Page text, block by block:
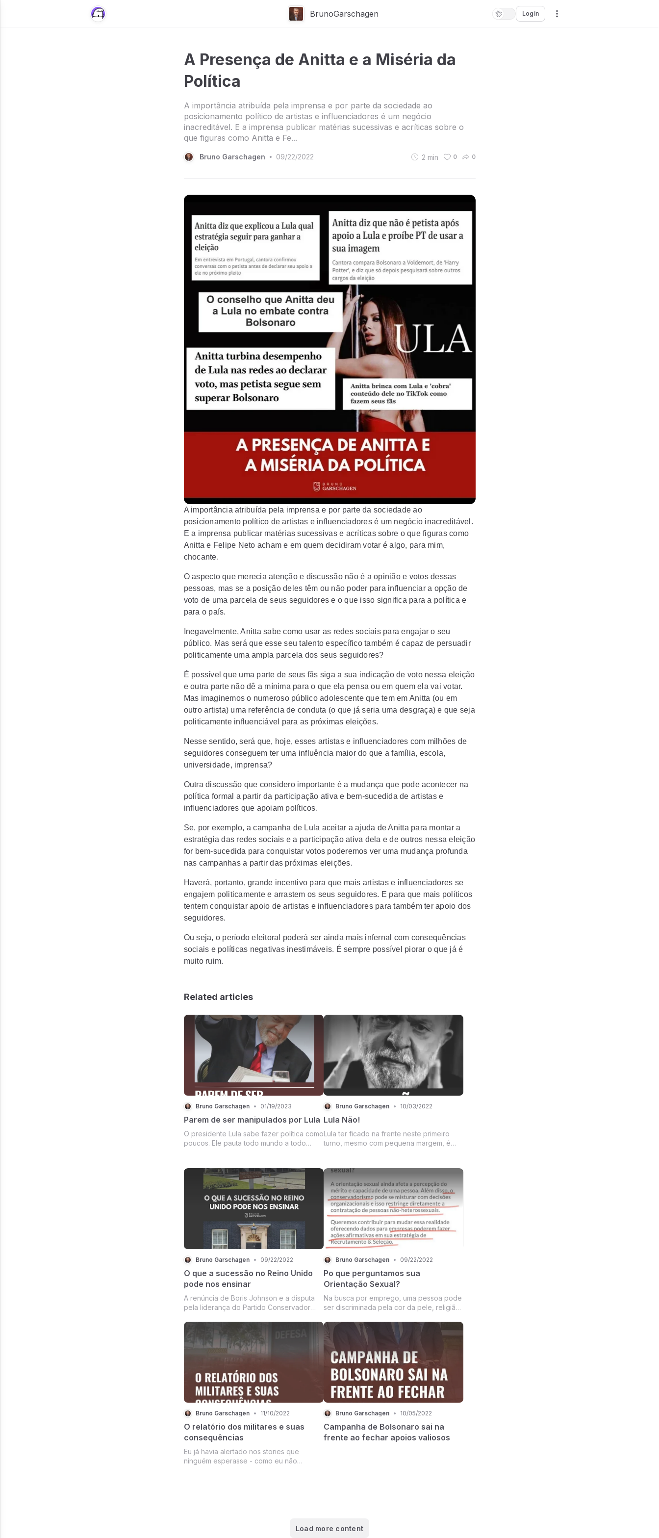
BrunoGarschagen Login
A Presença de Anitta e a Miséria da
Política
A importância atribuída pela imprensa e por parte da sociedade ao
posicionamento político de artistas e influenciadores é um negócio
inacreditável. E a imprensa publicar matérias sucessivas e acríticas sobre o
que figuras como Anitta e Fe...
Bruno Garschagen • 09/22/2022 2 min 0 0
A importância atribuída pela imprensa e por parte da sociedade ao
posicionamento político de artistas e influenciadores é um negócio inacreditável.
E a imprensa publicar matérias sucessivas e acríticas sobre o que figuras como
Anitta e Felipe Neto acham e em quem decidiram votar é algo, para mim,
chocante.
O aspecto que merecia atenção e discussão não é a opinião e votos dessas
pessoas, mas se a posição deles têm ou não poder para influenciar a opção de
voto de uma parcela de seus seguidores e o que isso significa para a política e
para o país.
Inegavelmente, Anitta sabe como usar as redes sociais para engajar o seu
público. Mas será que esse seu talento específico também é capaz de persuadir
politicamente uma ampla parcela dos seus seguidores?
É possível que uma parte de seus fãs siga a sua indicação de voto nessa eleição
e outra parte não dê a mínima para o que ela pensa ou em quem ela vai votar.
Mas imaginemos o numeroso público adolescente que tem em Anitta (ou em
outro artista) uma referência de conduta (o que já seria uma desgraça) e que seja
politicamente influenciável para as próximas eleições.
Nesse sentido, será que, hoje, esses artistas e influenciadores com milhões de
seguidores conseguem ter uma influência maior do que a família, escola,
universidade, imprensa?
Outra discussão que considero importante é a mudança que pode acontecer na
política formal a partir da participação ativa e bem-sucedida de artistas e
influenciadores que apoiam políticos.
Se, por exemplo, a campanha de Lula aceitar a ajuda de Anitta para montar a
estratégia das redes sociais e a participação ativa dela e de outros nessa eleição
for bem-sucedida para conquistar votos poderemos ver uma mudança profunda
nas campanhas a partir das próximas eleições.
Haverá, portanto, grande incentivo para que mais artistas e influenciadores se
engajem politicamente e arrastem os seus seguidores. E para que mais políticos
tentem conquistar apoio de artistas e influenciadores para também ter apoio dos
seguidores.
Ou seja, o período eleitoral poderá ser ainda mais infernal com consequências
sociais e políticas negativas inestimáveis. É sempre possível piorar o que já é
muito ruim.
Related articles
Bruno Garschagen • 01/19/2023
Parem de ser manipulados por Lula
O presidente Lula sabe fazer política como
poucos. Ele pauta todo mundo a todo
reagirem sem reflexão e análise contra
qualquer coisa que Lula diga, como se
tudo o que e...
Bruno Garschagen • 10/03/2022
Lula Não!
Lula ter ficado na frente neste primeiro
turno, mesmo com pequena margem, é
assim como explicar por que candidatos
bolsonaristas tiveram desempenho
eleitoral...
Bruno Garschagen • 09/22/2022
O que a sucessão no Reino Unido
pode nos ensinar
A renúncia de Boris Johnson e a disputa
pela liderança do Partido Conservador
do Reino Unido não provocaram um caos
político no país. Tudo está sendo
resolvido como sempre foi.
Bruno Garschagen • 09/22/2022
Po que perguntamos sua
Orientação Sexual?
Na busca por emprego, uma pessoa pode
ser discriminada pela cor da pele, religião,
homossexualidade, pela posição política?
Bruno Garschagen • 11/10/2022
O relatório dos militares e suas
consequências
Eu já havia alertado nos stories que
ninguém esperasse - como eu não
Bruno Garschagen • 10/05/2022
Campanha de Bolsonaro sai na
frente ao fechar apoios valiosos
Load more content